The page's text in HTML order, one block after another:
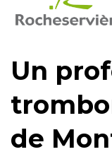
contenu
pied
Un
de